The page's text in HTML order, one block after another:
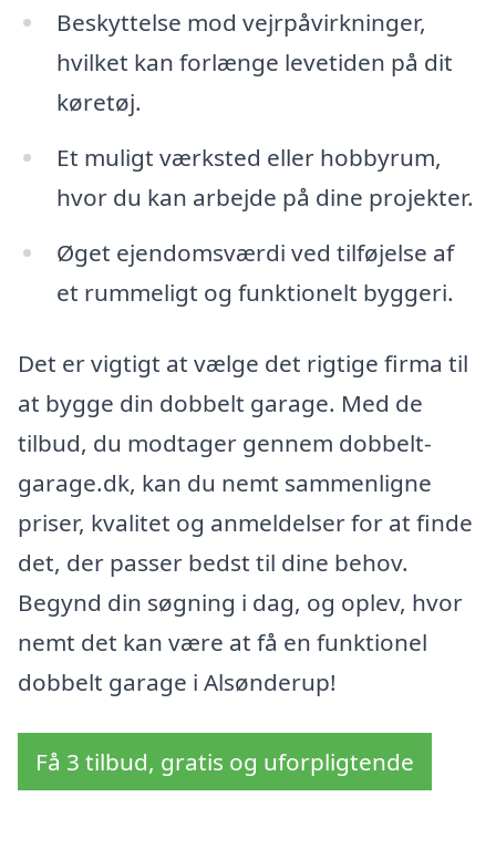
Beskyttelse mod vejrpåvirkninger,
hvilket kan forlænge levetiden på dit
køretøj.
Et muligt værksted eller hobbyrum,
hvor du kan arbejde på dine projekter.
Øget ejendomsværdi ved tilføjelse af
et rummeligt og funktionelt byggeri.
Det er vigtigt at vælge det rigtige firma til
at bygge din dobbelt garage. Med de
tilbud, du modtager gennem dobbelt-
garage.dk, kan du nemt sammenligne
priser, kvalitet og anmeldelser for at finde
det, der passer bedst til dine behov.
Begynd din søgning i dag, og oplev, hvor
nemt det kan være at få en funktionel
dobbelt garage i Alsønderup!
Få 3 tilbud, gratis og uforpligtende